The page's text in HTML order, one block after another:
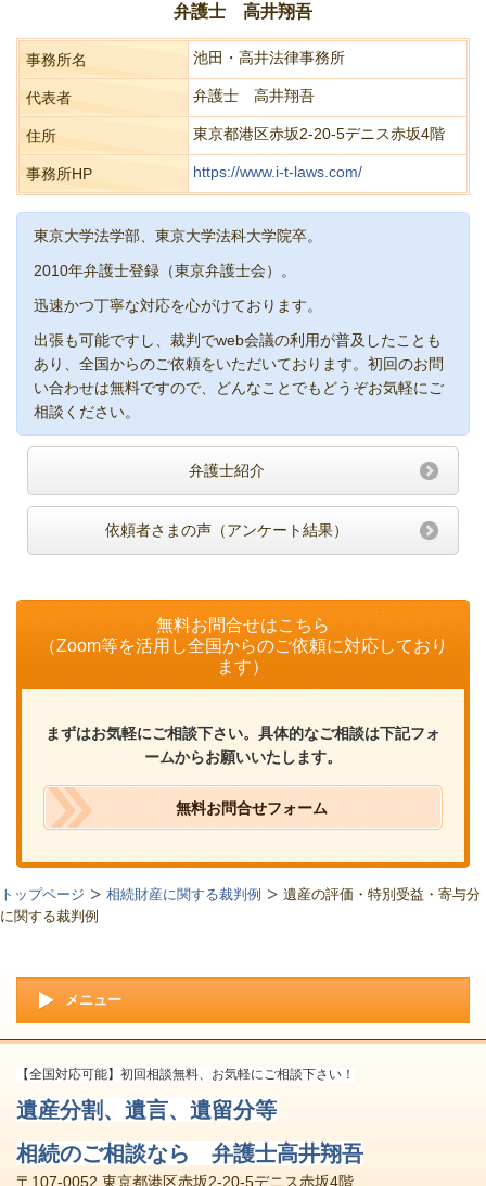
弁護士 高井翔吾
事務所名 池田・高井法律事務所
代表者 弁護士 高井翔吾
住所 東京都港区赤坂2-20-5デニス赤坂4階
事務所HP https://www.i-t-laws.com/
東京大学法学部、東京大学法科大学院卒。
2010年弁護士登録（東京弁護士会）。
迅速かつ丁寧な対応を心がけております。
出張も可能ですし、裁判でweb会議の利用が普及したことも
あり、全国からのご依頼をいただいております。初回のお問
い合わせは無料ですので、どんなことでもどうぞお気軽にご
相談ください。
弁護士紹介
依頼者さまの声（アンケート結果）
無料お問合せはこちら
（Zoom等を活用し全国からのご依頼に対応しており
ます）
まずはお気軽にご相談下さい。具体的なご相談は下記フォ
ームからお願いいたします。
無料お問合せフォーム
トップページ 相続財産に関する裁判例
遺産の評価・特別受益・寄与分
に関する裁判例
メニュー
【全国対応可能】初回相談無料、お気軽にご相談下さい！
遺産分割、遺言、遺留分等
相続のご相談なら 弁護士高井翔吾
〒107-0052 東京都港区赤坂2-20-5デニス赤坂4階